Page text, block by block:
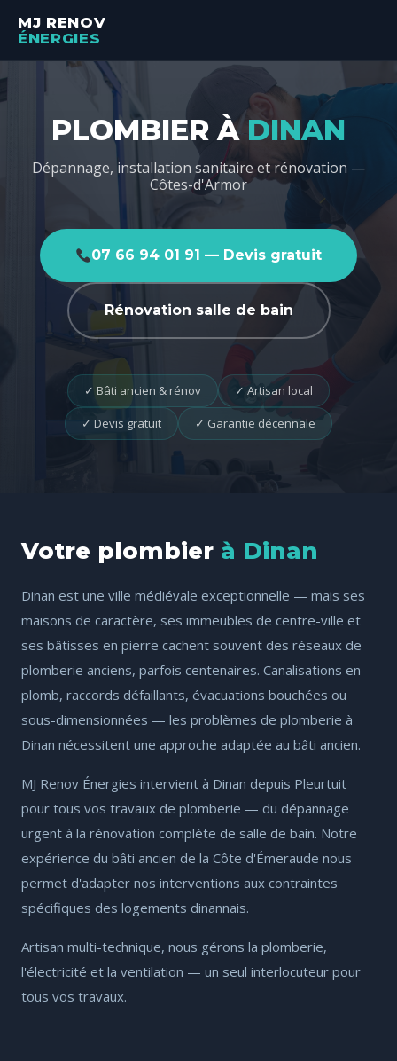
MJ RENOV
ÉNERGIES
PLOMBIER À DINAN
Dépannage, installation sanitaire et rénovation —
Côtes-d'Armor
07 66 94 01 91 — Devis gratuit
Rénovation salle de bain
✓ Bâti ancien & rénov ✓ Artisan local
✓ Devis gratuit ✓ Garantie décennale
Votre plombier à Dinan
Dinan est une ville médiévale exceptionnelle — mais ses
maisons de caractère, ses immeubles de centre-ville et
ses bâtisses en pierre cachent souvent des réseaux de
plomberie anciens, parfois centenaires. Canalisations en
plomb, raccords défaillants, évacuations bouchées ou
sous-dimensionnées — les problèmes de plomberie à
Dinan nécessitent une approche adaptée au bâti ancien.
MJ Renov Énergies intervient à Dinan depuis Pleurtuit
pour tous vos travaux de plomberie — du dépannage
urgent à la rénovation complète de salle de bain. Notre
expérience du bâti ancien de la Côte d'Émeraude nous
permet d'adapter nos interventions aux contraintes
spécifiques des logements dinannais.
Artisan multi-technique, nous gérons la plomberie,
l'électricité et la ventilation — un seul interlocuteur pour
tous vos travaux.